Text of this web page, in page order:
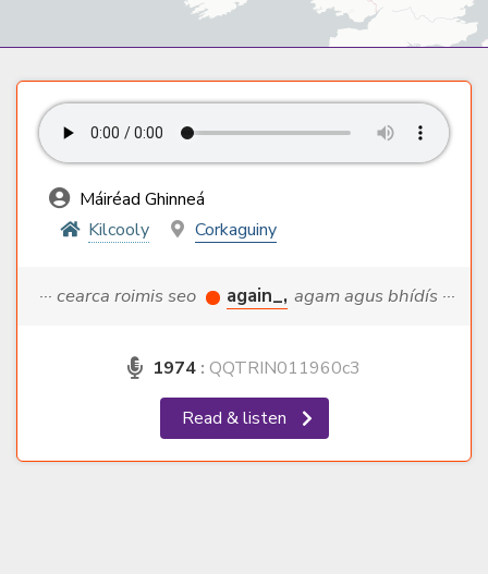
Máiréad Ghinneá
Kilcooly
Corkaguiny
··· cearca roimis seo again_, agam agus bhídís ···
1974 : QQTRIN011960c3
Read & listen